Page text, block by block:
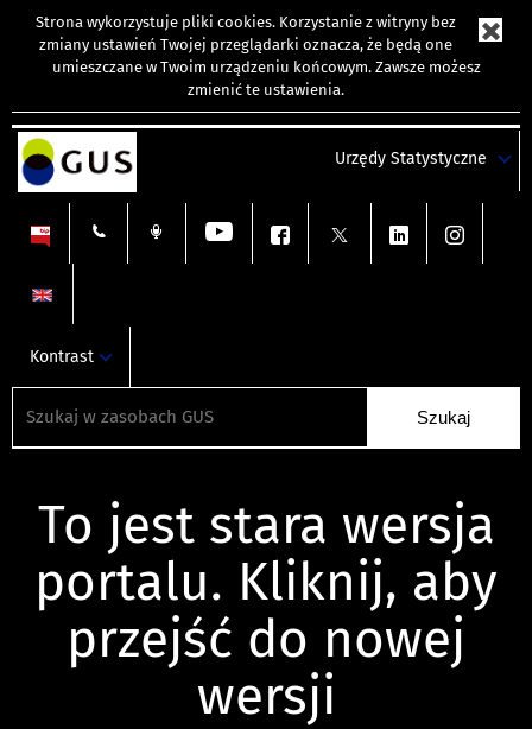
Strona wykorzystuje pliki cookies. Korzystanie z witryny bez
zmiany ustawień Twojej przeglądarki oznacza, że będą one
umieszczane w Twoim urządzeniu końcowym. Zawsze możesz
zmienić te ustawienia.
Urzędy Statystyczne
Kontrast
To jest stara wersja
portalu. Kliknij, aby
przejść do nowej
wersji